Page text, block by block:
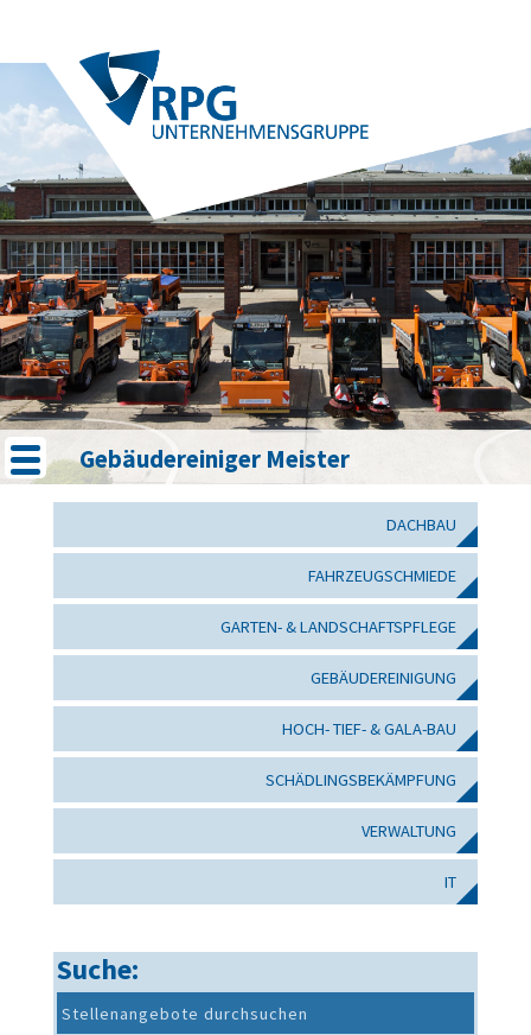
Gebäudereiniger Meister
DACHBAU
FAHRZEUGSCHMIEDE
GARTEN- & LANDSCHAFTSPFLEGE
GEBÄUDEREINIGUNG
HOCH- TIEF- & GALA-BAU
SCHÄDLINGSBEKÄMPFUNG
VERWALTUNG
IT
Suche: